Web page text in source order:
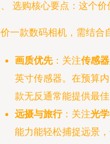
选购核心要点：这个价
一款数码相机，需结合
画质优先：关注传感
英寸传感器。在预算
款无反通常能提供最佳
远摄与旅行：关注光
能力能轻松捕捉远景